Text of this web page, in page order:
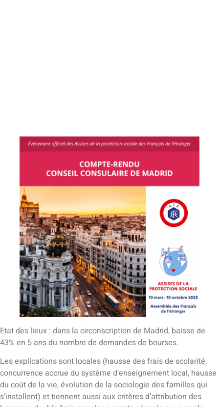
Etat des lieux : dans la circonscription de Madrid, baisse de
43% en 5 ans du nombre de demandes de bourses.
Les explications sont locales (hausse des frais de scolarité,
concurrence accrue du système d’enseignement local, hausse
du coût de la vie, évolution de la sociologie des familles qui
s’installent) et tiennent aussi aux critères d’attribution des